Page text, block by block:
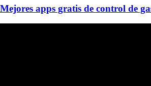
Mejores apps gratis de control de